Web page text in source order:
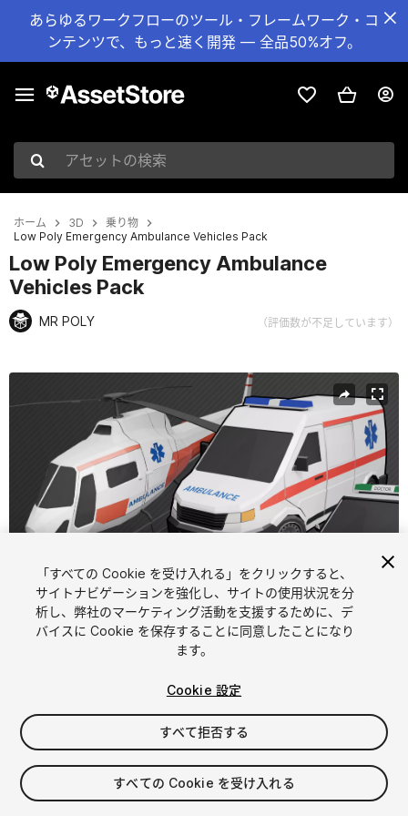
あらゆるワークフローのツール・フレームワーク・コ
ンテンツで、もっと速く開発 — 全品50%オフ。
アセットの検索
ホーム 3D
乗り物
Low Poly Emergency Ambulance Vehicles Pack
Low Poly Emergency Ambulance
Vehicles Pack
MR POLY （評価数が不足しています）
1/9
$15
消費税は決済時に計算されます
「すべての Cookie を受け入れる」をクリックすると、
サイトナビゲーションを強化し、サイトの使用状況を分
析し、弊社のマーケティング活動を支援するために、デ
バイスに Cookie を保存することに同意したことになり
ます。
Cookie 設定
すべて拒否する
すべての Cookie を受け入れる